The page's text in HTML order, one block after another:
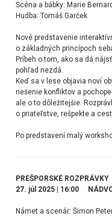
Scéna a bábky: Marie
Hudba: Tomáš Garček
Nové predstavenie
o základných princípoch
Príbeh o tom, ako sa dá
pohľad nezdá.
Keď sa v lese objavia noví
riešenie konfliktov a
ale o to dôležitejšie.
o priateľstve, rešpekte a
Po predstavení malý
PREŠPORSKÉ ROZPRÁVKY
27. júl 2025 | 16:00
Námet a scenár: Šimon